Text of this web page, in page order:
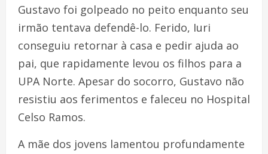
Gustavo foi golpeado no peito enquanto seu
irmão tentava defendê-lo. Ferido, Iuri
conseguiu retornar à casa e pedir ajuda ao
pai, que rapidamente levou os filhos para a
UPA Norte. Apesar do socorro, Gustavo não
resistiu aos ferimentos e faleceu no Hospital
Celso Ramos.
A mãe dos jovens lamentou profundamente